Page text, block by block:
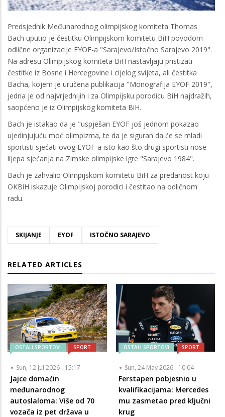
Predsjednik Međunarodnog olimpijskog komiteta Thomas
Bach uputio je čestitku Olimpijskom komitetu BiH povodom
odlične organizacije EYOF-a "Sarajevo/Istočno Sarajevo 2019".
Na adresu Olimpijskog komiteta BiH nastavljaju pristizati
čestitke iz Bosne i Hercegovine i cijelog svijeta, ali čestitka
Bacha, kojem je uručena publikacija "Monografija EYOF 2019",
jedna je od najvrjednijih i za Olimpijsku porodicu BiH najdražih,
saopćeno je iz Olimpijskog komiteta BiH.
Bach je istakao da je "uspješan EYOF još jednom pokazao
ujedinjujuću moć olimpizma, te da je siguran da će se mladi
sportisti sjećati ovog EYOF-a isto kao što drugi sportisti nose
lijepa sjećanja na Zimske olimpijske igre "Sarajevo 1984".
Bach je zahvalio Olimpijskom komitetu BiH za predanost koju
OKBiH iskazuje Olimpijskoj porodici i čestitao na odličnom
radu.
SKIJANJE EYOF ISTOČNO SARAJEVO
RELATED ARTICLES
OSTALI SPORTOVI SPORT
Sun, 12 Jul 2026 - 15:17
Jajce domaćin
međunarodnog
autoslaloma: Više od 70
vozača iz pet država u
OSTALI SPORTOVI SPORT
Sun, 24 May 2026 - 10:04
Ferstapen pobjesnio u
kvalifikacijama: Mercedes
mu zasmetao pred ključni
krug